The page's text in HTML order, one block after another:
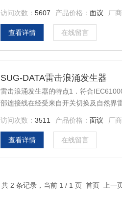
访问次数： 5607 产品价格： 面议 厂
查看详情 在线留言
SUG-DATA雷击浪涌发生器
雷击浪涌发生器的特点1．符合
部连接线在经受来自开关切换及自然界
访问次数： 3511 产品价格： 面议 厂
查看详情 在线留言
共 2 条记录，当前 1 / 1 页 首页 上一